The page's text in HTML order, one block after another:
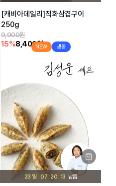
[캐비아데일리]직화삼겹구이
250g
9,900원
15%8,400원
NEW 냉동
23 일 07 20 12